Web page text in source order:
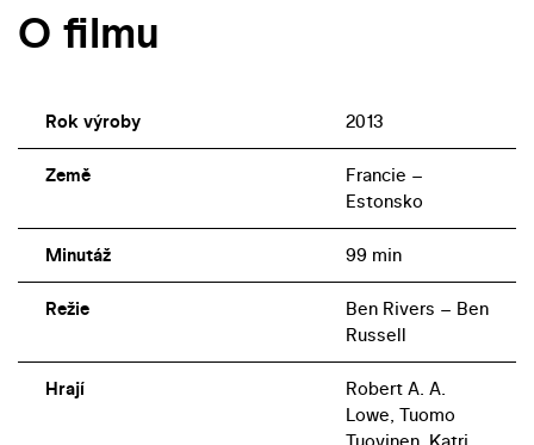
O filmu
Rok výroby 2013
Země
Francie –
Estonsko
Minutáž 99 min
Režie
Ben Rivers – Ben
Russell
Hrají
Robert A. A.
Lowe, Tuomo